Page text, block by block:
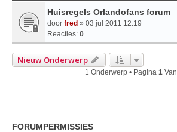
Huisregels Orlandofans forum
door fred » 03 jul 2011 12:19
Reacties: 0
Nieuw Onderwerp
1 Onderwerp • Pagina 1 Van
FORUMPERMISSIES